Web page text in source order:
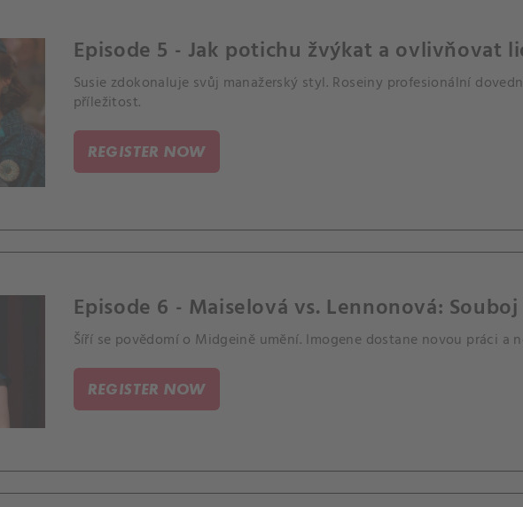
Episode 5 - Jak potichu žvýkat a ovlivňovat
Susie zdokonaluje svůj manažerský styl. Roseiny profesionální
příležitost.
REGISTER NOW
Episode 6 - Maiselová vs. Lennonová: Souboj
Šíří se povědomí o Midgeině umění. Imogene dostane novou práci a
REGISTER NOW